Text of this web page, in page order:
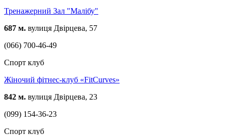
Тренажерний Зал "Малібу"
687 м. вулиця Двірцева, 57
(066) 700-46-49
Спорт клуб
Жіночий фітнес-клуб «FitCurves»
842 м. вулиця Двірцева, 23
(099) 154-36-23
Спорт клуб